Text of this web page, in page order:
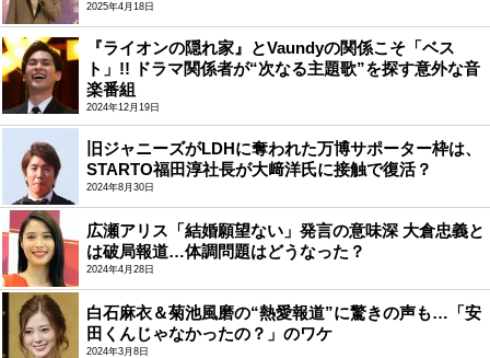
2025年4月18日
『ライオンの隠れ家』とVaundyの関係こそ「ベス
ト」!! ドラマ関係者が“次なる主題歌”を探す意外な音
楽番組
2024年12月19日
旧ジャニーズがLDHに奪われた万博サポーター枠は、
STARTO福田淳社長が大﨑洋氏に接触で復活？
2024年8月30日
広瀬アリス「結婚願望ない」発言の意味深 大倉忠義と
は破局報道…体調問題はどうなった？
2024年4月28日
白石麻衣＆菊池風磨の“熱愛報道”に驚きの声も…「安
田くんじゃなかったの？」のワケ
2024年3月8日